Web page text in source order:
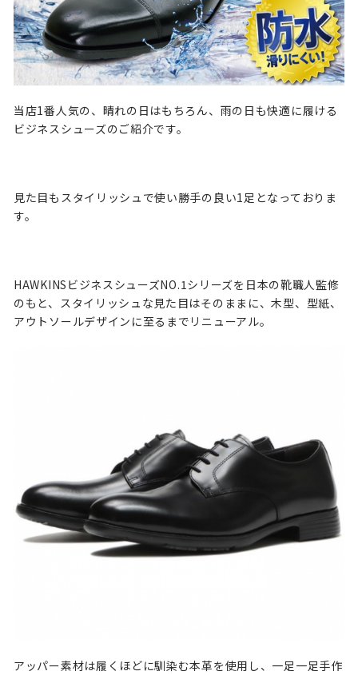
当店1番人気の、晴れの日はもちろん、雨の日も快適に履ける
ビジネスシューズのご紹介です。
見た目もスタイリッシュで使い勝手の良い1足となっておりま
す。
HAWKINSビジネスシューズNO.1シリーズを日本の靴職人監修
のもと、スタイリッシュな見た目はそのままに、木型、型紙、
アウトソールデザインに至るまでリニューアル。
アッパー素材は履くほどに馴染む本革を使用し、一足一足手作